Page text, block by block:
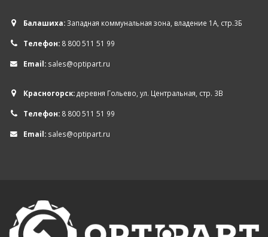
Балашиха:Западная коммунальная зона, владение 1А, стр.3Б
Телефон: 8 800 511 51 99
Email: sales@optipart.ru
Красногорск:деревня Гольево, ул. Центральная, стр. 3В
Телефон: 8 800 511 51 99
Email: sales@optipart.ru